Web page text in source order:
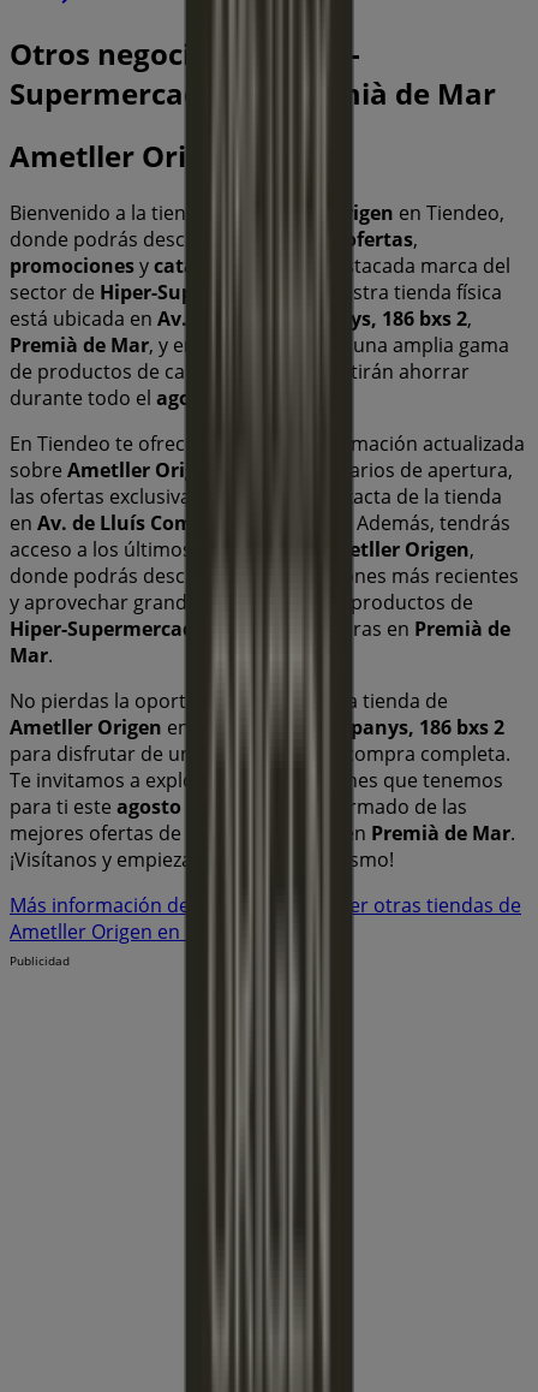
Otros negocios de Hiper-
Supermercados en Premià de Mar
Ametller Origen
Bienvenido a la tienda de Ametller Origen en Tiendeo,
donde podrás descubrir las mejores
ofertas,
promocionesycatálogos
de esta destacada marca del
sector de Hiper-Supermercados
. Nuestra tienda física
está ubicada en Av. de Lluís Companys, 186 bxs 2,
Premià de Mar, y en ella encontrarás una amplia gama
de productos de calidad que te permitirán ahorrar
durante todo el agosto de 2026
En Tiendeo te ofrecemos toda la información actualizada
sobre Ametller Origen
, como los horarios de apertura,
las ofertas exclusivas y la ubicación exacta de la tienda
en Av. de Lluís Companys, 186 bxs 2
. Además, tendrás
acceso a los últimos catálogos de
Ametller Origen,
donde podrás descubrir las promociones más recientes
y aprovechar grandes descuentos en productos de
Hiper-Supermercados
para tus compras en Premià de
Mar.
No pierdas la oportunidad de visitar la tienda de
Ametller Origen en
Av. de Lluís Companys, 186 bxs 2
para disfrutar de una experiencia de compra completa.
Te invitamos a explorar las promociones que tenemos
para ti este agosto y mantenerte informado de las
mejores ofertas de
en Premià de Mar.
¡Visítanos y empieza a ahorrar hoy mismo!
Más información de Ametller Origen
Ver otras tiendas de
Ametller Origen en Premià de Mar
Publicidad